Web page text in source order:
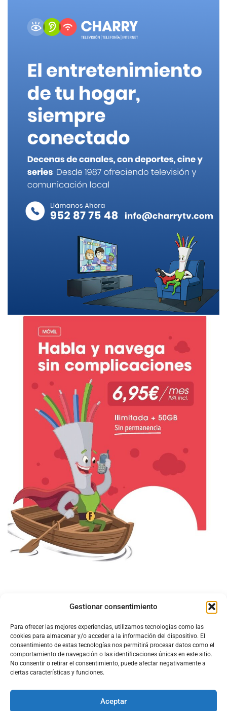
Gestionar consentimiento
Para ofrecer las mejores experiencias, utilizamos tecnologías como las
cookies para almacenar y/o acceder a la información del dispositivo. El
consentimiento de estas tecnologías nos permitirá procesar datos como el
comportamiento de navegación o las identificaciones únicas en este sitio.
No consentir o retirar el consentimiento, puede afectar negativamente a
ciertas características y funciones.
Aceptar